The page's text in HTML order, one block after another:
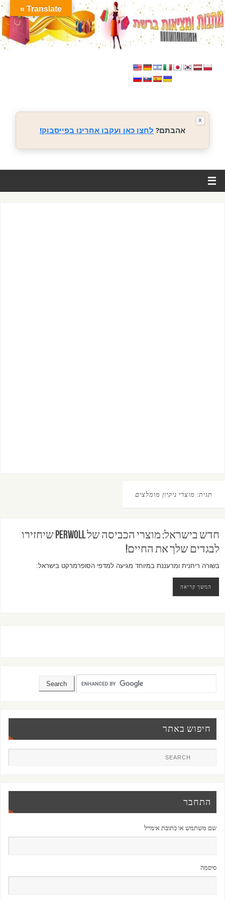
אהבתם? לחצו כאן ועקבו אחרינו בפייסבוק!
X
תגית: מוצרי ניקיון מומלצים
חדש בישראל: מוצרי הכביסה של Perwoll שיחזירו
לבגדים שלך את החיים!
בשורה ריחנית ומרעננת במיוחד מגיעה למדפי הסופרמרקט בישראל:
המשך קריאה
חיפוש באתר
התחבר
שם משתמש או כתובת אימייל
סיסמה
Translate »